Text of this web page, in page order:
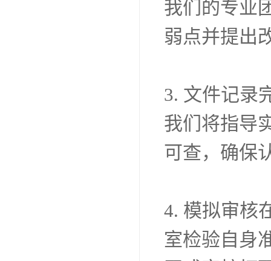
这包括质量
流程都符合
2. 技术能力
的。
我们的专业
3. 文件记录